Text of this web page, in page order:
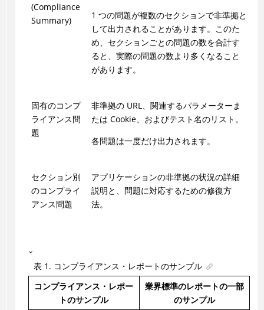
(Compliance
Summary)
1 つの問題が複数のセクションで非準拠と
して出力されることがあります。このた
め、セクションごとの問題の数を合計す
ると、実際の問題の数より多くなること
があります。
固有のコンプ
ライアンス問
題
非準拠の URL、関連するパラメーターま
たは Cookie、およびテスト名のリスト。
各問題は一度だけ出力されます。
セクション別
のコンプライ
アンス問題
アプリケーションの非準拠の状況の詳細
説明と、問題に対応するための修復方
法。
表 1 . コンプライアンス・レポートのサンプル
コンプライアンス・レポー
トのサンプル
業界標準のレポートの一部
のサンプル